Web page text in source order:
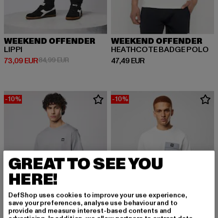
WEEKEND OFFENDER
LIPPI
73,09 EUR
Derzeitiger Preis: 73,09 EUR
84,99 EURAktionspreis: 84,99 EUR
WEEKEND OFFENDER
HEATHCOTE BADGE POLO
47,49 EUR
Derzeitiger Preis: 47,49 EUR
-10% -10%
GREAT TO SEE YOU
HERE!
DefShop uses cookies to improve your use experience,
save your preferences, analyse use behaviour and to
provide and measure interest-based contents and